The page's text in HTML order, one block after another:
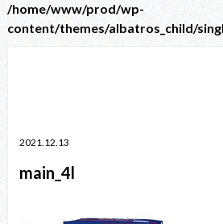
/home/www/prod/wp-
content/themes/albatros_child/
2021.12.13
main_4l